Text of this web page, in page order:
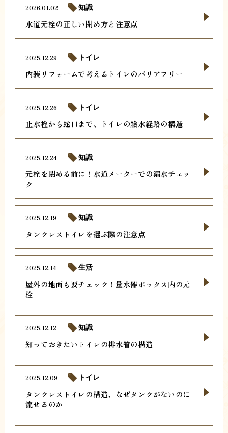
水道元栓の正しい閉め方と注意点
2026.01.02 知識
内装リフォームで考えるトイレのバリアフリー
2025.12.29 トイレ
止水栓から蛇口まで、トイレの給水経路の構造
2025.12.26 トイレ
元栓を閉める前に！水道メーターでの漏水チェッ
ク
2025.12.24 知識
タンクレストイレを選ぶ際の注意点
2025.12.19 知識
屋外の地面も要チェック！量水器ボックス内の元
栓
2025.12.14 生活
知っておきたいトイレの排水管の構造
2025.12.12 知識
タンクレストイレの構造、なぜタンクがないのに
流せるのか
2025.12.09 トイレ